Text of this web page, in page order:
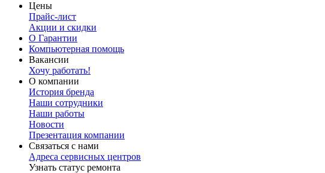
Цены
Прайс-лист
Акции и скидки
О Гарантии
Компьютерная помощь
Вакансии
Хочу работать!
О компании
История бренда
Наши сотрудники
Наши работы
Новости
Презентация компании
Связаться с нами
Адреса сервисных центров
Узнать статус ремонта